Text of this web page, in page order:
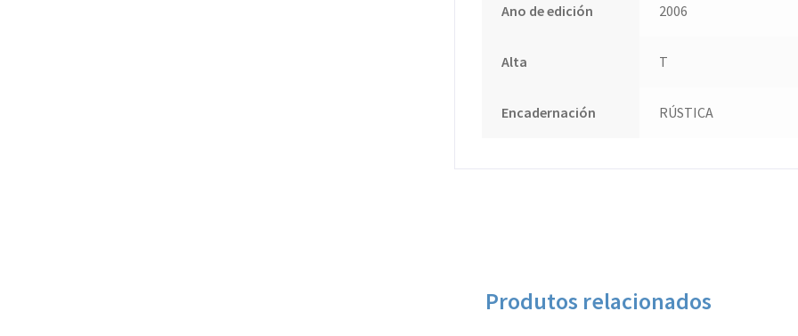
Ano de edición 2006
Alta T
Encadernación RÚSTICA
Produtos relacionados